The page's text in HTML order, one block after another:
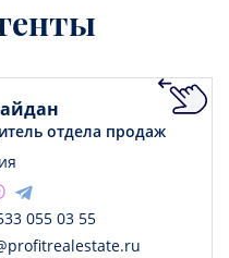
отдела продаж
055 03 55